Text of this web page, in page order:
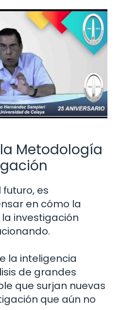
Metodología
es
en cómo la
investigación
la inteligencia
de grandes
que surjan nuevas
que aún no